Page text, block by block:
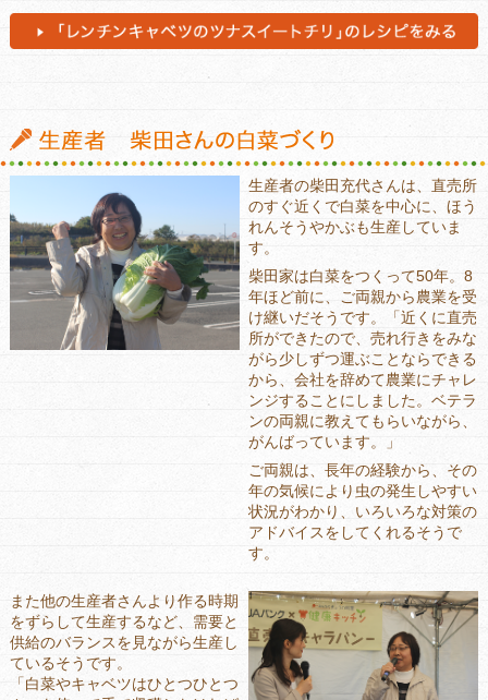
生産者の柴田充代さんは、直売所
のすぐ近くで白菜を中心に、ほう
れんそうやかぶも生産していま
す。
柴田家は白菜をつくって50年。8
年ほど前に、ご両親から農業を受
け継いだそうです。「近くに直売
所ができたので、売れ行きをみな
がら少しずつ運ぶことならできる
から、会社を辞めて農業にチャレ
ンジすることにしました。ベテラ
ンの両親に教えてもらいながら、
がんばっています。」
ご両親は、長年の経験から、その
年の気候により虫の発生しやすい
状況がわかり、いろいろな対策の
アドバイスをしてくれるそうで
す。
また他の生産者さんより作る時期
をずらして生産するなど、需要と
供給のバランスを見ながら生産し
ているそうです。
「白菜やキャベツはひとつひとつ